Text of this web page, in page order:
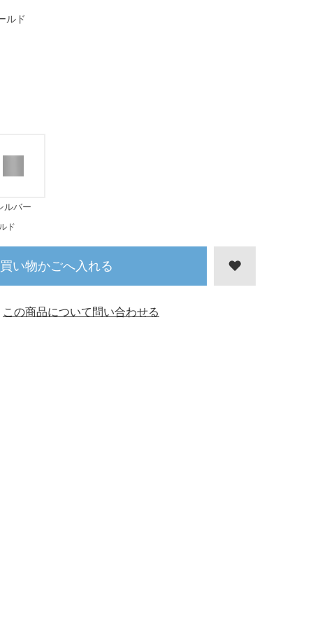
ルド
ルバー
ド
買い物かごへ入れる
この商品について問い合わせる